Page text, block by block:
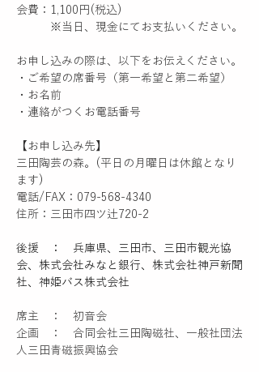
会費：1,100円(税込)​
​　　　※当日、現金にてお支払いください。
お申し込みの際は、以下をお伝えください。
・ご希望の席番号（第一希望と第二希望）
・お名前
・連絡がつくお電話番号
【お申し込み先】
三田陶芸の森。(平日の月曜日は休館となり
ます)
電話/FAX：079-568-4340
住所：三田市四ツ辻720-2
後援　：　兵庫県、三田市、三田市観光協
会、株式会社みなと銀行、株式会社神戸新聞
社、神姫バス株式会社
席主　：　初音会
企画　：　合同会社三田陶磁社、一般社団法
人三田青磁振興協会